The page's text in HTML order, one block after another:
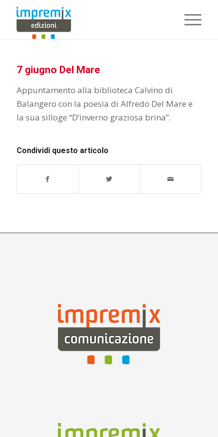
7 giugno Del Mare
Appuntamento alla biblioteca Calvino di
Balangero con la poesia di Alfredo Del Mare e
la sua silloge “D’inverno graziosa brina”.
Condividi questo articolo